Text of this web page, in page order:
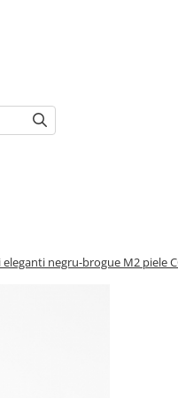
negru-brogue M2 piele